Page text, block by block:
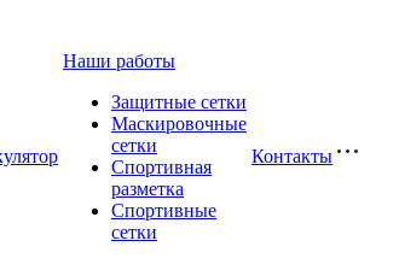
Наши работы
Защитные сетки
Маскировочные
сетки
Спортивная
разметка
Спортивные
сетки
Контакты